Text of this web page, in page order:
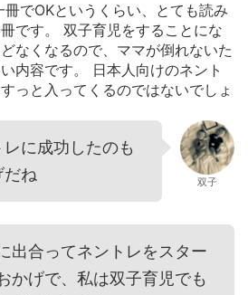
でOKというくらい、とても読み
です。 双子育児をすることにな
なくなるので、ママが倒れないた
内容です。 日本人向けのネント
っと入ってくるのではないでしょ
に成功したのも
だね
双子
出合ってネントレをスター
かげで、私は双子育児でも